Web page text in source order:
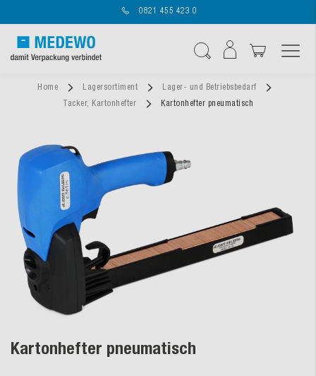
0821 455 423 0
Home Lagersortiment
Lager- und Betriebsbedarf
Tacker, Kartonhefter
Kartonhefter pneumatisch
Kartonhefter pneumatisch